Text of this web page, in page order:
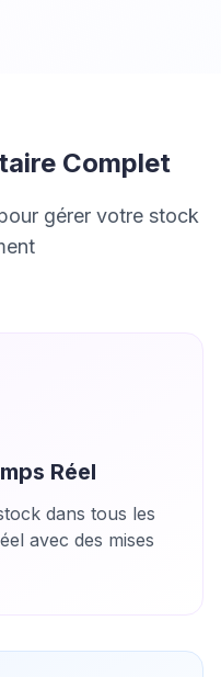
Complet
gérer votre stock
Réel
dans tous les
avec des mises